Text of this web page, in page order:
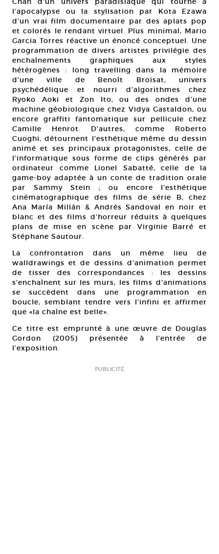
l’apocalypse ou la stylisation par Kota Ezawa
d’un vrai film documentaire par des aplats pop
et colorés le rendant virtuel. Plus minimal, Mario
Garcia Torres réactive un énoncé conceptuel. Une
programmation de divers artistes privilégie des
enchaînements graphiques aux styles
hétérogènes : long travelling dans la mémoire
d’une ville de Benoît Broisat, univers
psychédélique et nourri d’algorithmes chez
Ryoko Aoki et Zon Ito, ou des ondes d’une
machine géobiologique chez Vidya Gastaldon, ou
encore graffiti fantomatique sur pellicule chez
Camille Henrot. D’autres, comme Roberto
Cuoghi, détournent l’esthétique même du dessin
animé et ses principaux protagonistes, celle de
l’informatique sous forme de clips générés par
ordinateur comme Lionel Sabatté, celle de la
game-boy adaptée à un conte de tradition orale
par Sammy Stein ; ou encore l’esthétique
cinématographique des films de série B, chez
Ana María Millán & Andrés Sandoval en noir et
blanc et des films d’horreur réduits à quelques
plans de mise en scène par Virginie Barré et
Stéphane Sautour.
La confrontation dans un même lieu de
walldrawings et de dessins d’animation permet
de tisser des correspondances : les dessins
s’enchaînent sur les murs, les films d’animations
se succèdent dans une programmation en
boucle, semblant tendre vers l’infini et affirmer
que «la chaîne est belle».
Ce titre est emprunté à une œuvre de Douglas
Gordon (2005) présentée à l’entrée de
l’exposition.
PUBLICITÉ